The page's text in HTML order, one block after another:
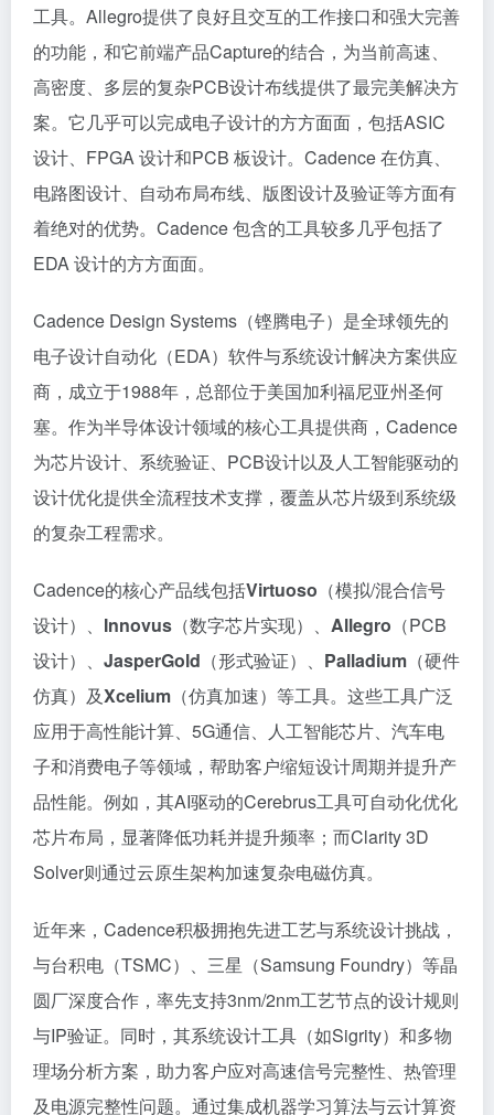
工具。Allegro提供了良好且交互的工作接口和强大完善
的功能，和它前端产品Capture的结合，为当前高速、
高密度、多层的复杂PCB设计布线提供了最完美解决方
案。它几乎可以完成电子设计的方方面面，包括ASIC
设计、FPGA 设计和PCB 板设计。Cadence 在仿真、
电路图设计、自动布局布线、版图设计及验证等方面有
着绝对的优势。Cadence 包含的工具较多几乎包括了
EDA 设计的方方面面。
Cadence Design Systems（铿腾电子）是全球领先的
电子设计自动化（EDA）软件与系统设计解决方案供应
商，成立于1988年，总部位于美国加利福尼亚州圣何
塞。作为半导体设计领域的核心工具提供商，Cadence
为芯片设计、系统验证、PCB设计以及人工智能驱动的
设计优化提供全流程技术支撑，覆盖从芯片级到系统级
的复杂工程需求。
Cadence的核心产品线包括Virtuoso （模拟/混合信号
设计）、 Innovus （数字芯片实现）、 Allegro （PCB
设计）、 JasperGold （形式验证）、 Palladium （硬件
仿真）及Xcelium （仿真加速）等工具。这些工具广泛
应用于高性能计算、5G通信、人工智能芯片、汽车电
子和消费电子等领域，帮助客户缩短设计周期并提升产
品性能。例如，其AI驱动的Cerebrus工具可自动化优化
芯片布局，显著降低功耗并提升频率；而Clarity 3D
Solver则通过云原生架构加速复杂电磁仿真。
近年来，Cadence积极拥抱先进工艺与系统设计挑战，
与台积电（TSMC）、三星（Samsung Foundry）等晶
圆厂深度合作，率先支持3nm/2nm工艺节点的设计规则
与IP验证。同时，其系统设计工具（如Sigrity）和多物
理场分析方案，助力客户应对高速信号完整性、热管理
及电源完整性问题。通过集成机器学习算法与云计算资